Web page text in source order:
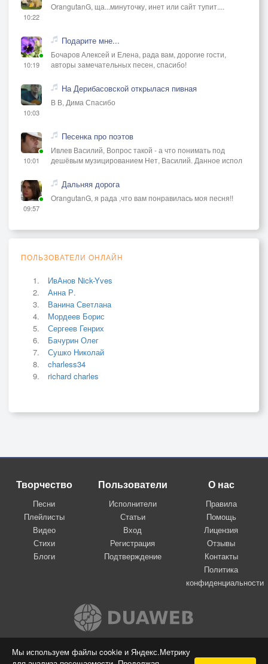
Мы используем файлы cookie и Яндекс.Метрику
10:22
OrangutanG, ща...минуточку, инет или сайт тупит....
10:19
Подарите мне...
Бочаров Алексей и Елена, рада вам, дорогие гости,
авторы замечательных песен, спасибо!
10:03
На Дерибасовской открылася пивная
В В, Дима Спасибо
10:01
Песенка про поэтов
Ивлев Василий, Вопрос такой - а что понимать под
дешёвым музицированием Нет, Василий. Данное испол
09:57
Дальняя дорога
OrangutanG, я рада ,что вам понравилась моя песня!!
ПОЛЬЗОВАТЕЛИ ОНЛАЙН
ИвАнов Nick-Yves
Анна Р.
Ванина Светлана
Мордеев Борис
Сергеев Генрих
Бачурин Олег
Сушко Николай
charless34
richard charles
Творчество
Песни
Плейлисты
Видео
Стихи
Блоги
Пользователи
Исполнители
Статьи
Вход
Регистрация
Подтверждение
О нас
Правила
Помощь
Лицензия
Отзывы
Контакты
Политика
конфиденциальности
Вконтакте